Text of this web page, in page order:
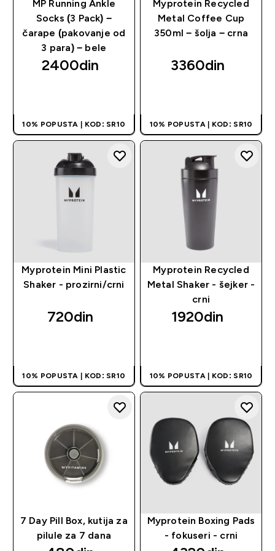
MP Running Ankle
Socks (3 Pack) −
čarape (pakovanje od
3 para) − bele
2400din‎
10% POPUSTA | KOD: SR10
Myprotein Recycled
Metal Coffee Cup
350ml − šolja − crna
3360din‎
10% POPUSTA | KOD: SR10
Myprotein Mini Plastic
Shaker - prozirni/crni
720din‎
10% POPUSTA | KOD: SR10
Myprotein Recycled
Metal Shaker - šejker -
crni
1920din‎
10% POPUSTA | KOD: SR10
7 Day Pill Box, kutija za
pilule za 7 dana
Myprotein Boxing Pads
- fokuseri - crni